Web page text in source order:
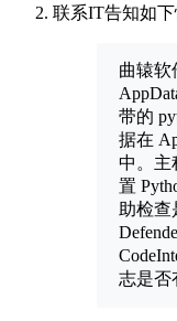
联系IT告知如下
曲辕软
带的
据在
中。主
置
助检查
志是否